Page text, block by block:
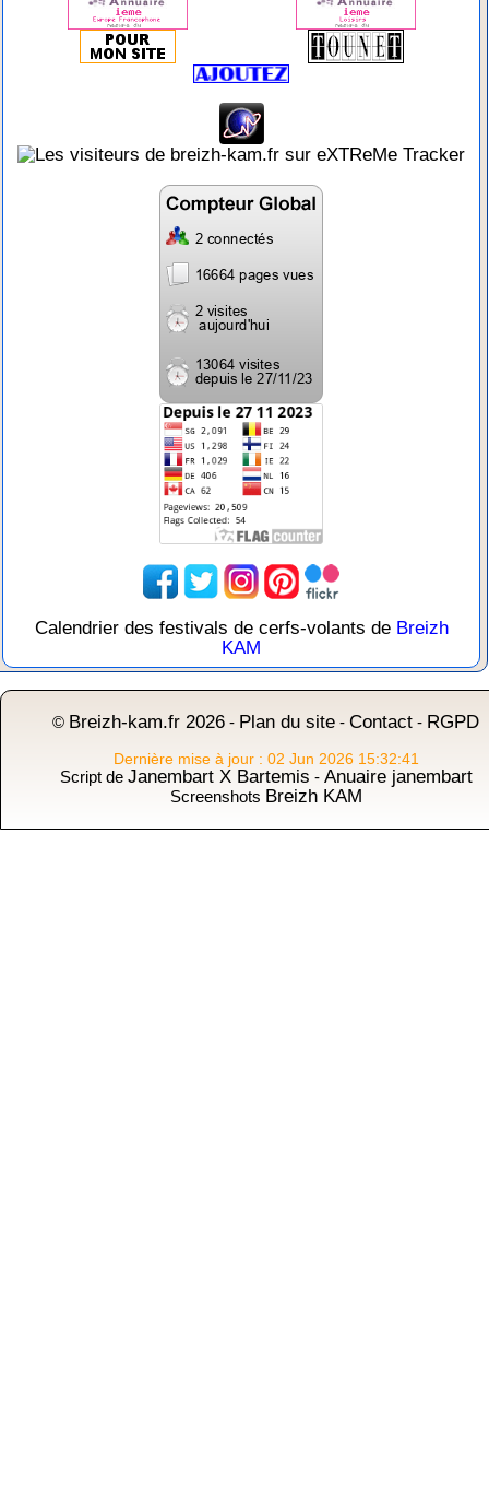
Calendrier des festivals de cerfs-volants de Breizh
KAM
© Breizh-kam.fr 2026 - Plan du site -Contact - RGPD
Dernière mise à jour : 02 Jun 2026 15:32:41
Script de Janembart X Bartemis - Anuaire janembart
Screenshots Breizh KAM